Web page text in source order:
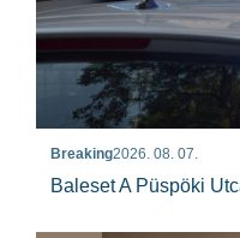
Breaking2026. 08. 07.
Baleset A Püspöki